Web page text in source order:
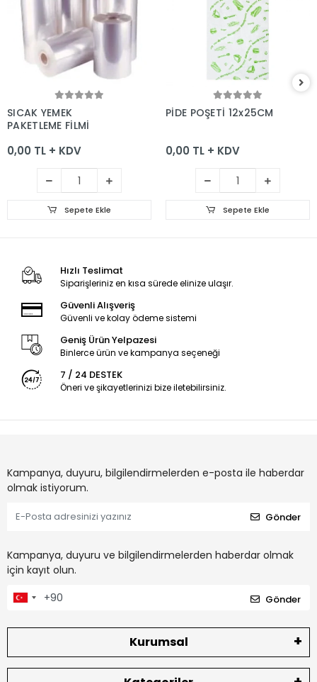
SICAK YEMEK
PAKETLEME FİLMİ
0,00 TL + KDV
Sepete Ekle
Sepete Ekle
PİDE POŞETİ 12x25CM
0,00 TL + KDV
Sepete Ekle
Hızlı Teslimat
Siparişleriniz en kısa sürede elinize ulaşır.
Güvenli Alışveriş
Güvenli ve kolay ödeme sistemi
Geniş Ürün Yelpazesi
Binlerce ürün ve kampanya seçeneği
7 / 24 DESTEK
Öneri ve şikayetlerinizi bize iletebilirsiniz.
Kampanya, duyuru, bilgilendirmelerden e-posta ile haberdar
olmak istiyorum.
Gönder
Kampanya, duyuru ve bilgilendirmelerden haberdar olmak
için kayıt olun.
Gönder
Kurumsal